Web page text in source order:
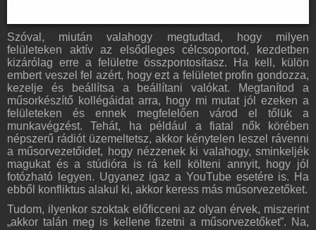
Szóval, miután valahogy megtudtad, hogy milyen
felületeken aktív az elsődleges célcsoportod, kezdetben
kizárólag erre a felületre összpontosítasz. Ha kell, külön
embert veszel fel azért, hogy ezt a felületet profin gondozza,
kezelje és beállítsa a beállítani valókat. Megtanítod a
műsorkészítő kollégáidat arra, hogy mi mutat jól ezeken a
felületeken és ennek megfelelően várod el tőlük a
munkavégzést. Tehát, ha például a fiatal nők körében
népszerű rádiót üzemeltetsz, akkor kénytelen leszel rávenni
a műsorvezetőidet, hogy nézzenek ki valahogy, sminkeljék
magukat és a stúdióra is rá kell költeni annyit, hogy jól
fotózható legyen. Ugyanez igaz a YouTube esetére is. Ha
ebből konfliktus alakul ki, akkor keress más műsorvezetőket.
Tudom, ilyenkor szoktak előficceni az olyan érvek, miszerint
„akkor talán meg is kellene fizetni a műsorvezetőket”. Na,